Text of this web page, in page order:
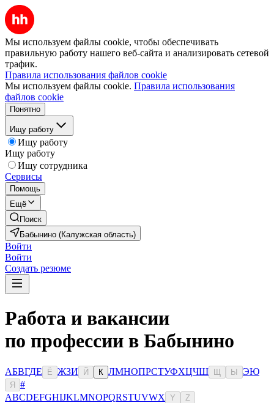
Мы используем файлы cookie, чтобы обеспечивать
правильную работу нашего веб-сайта и анализировать сетевой
трафик.
Правила использования файлов cookie
Мы используем файлы cookie. Правила использования
файлов cookie
Понятно
Ищу работу
Ищу работу
Ищу работу
Ищу сотрудника
Сервисы
Помощь
Ещё
Поиск
Бабынино (Калужская область)
Войти
Войти
Создать резюме
Работа и вакансии
по профессии в Бабынино
АБВГДЕ Ё ЖЗИ Й К ЛМНОПРСТУФХЦЧШ Ы ЭЮ
Я
#
ABCDEFGHIJKLMNOPQRSTUVWX Y Z